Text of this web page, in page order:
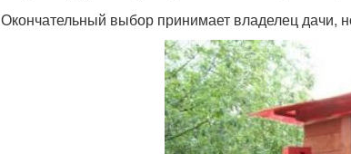
Окончательный выбор принимает владелец дачи,